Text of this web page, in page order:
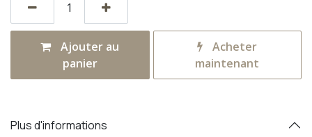
Ajouter au
panier
Acheter
maintenant
Plus d'informations